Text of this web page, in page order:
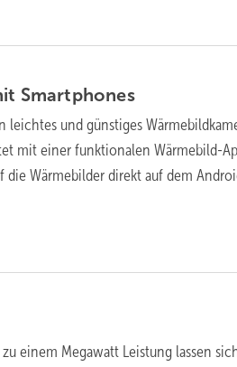
Smartphones
leichtes und günstiges
mit einer funktionalen Wärmebild-
Wärmebilder direkt auf dem
einem Megawatt Leistung lassen